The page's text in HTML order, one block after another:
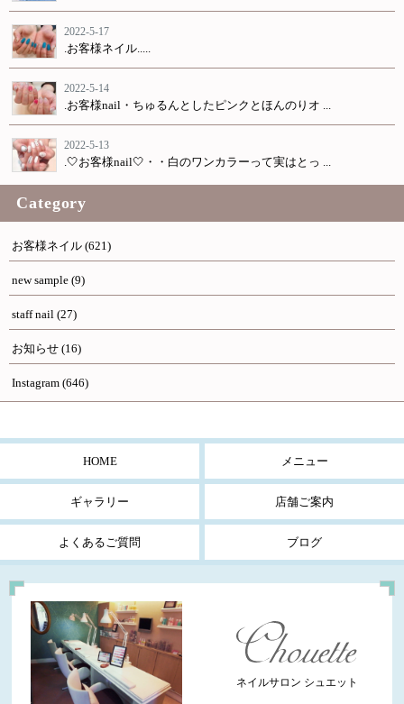
2022-5-17
.お客様ネイル.....
2022-5-14
.お客様nail・ちゅるんとしたピンクとほんのりオ ...
2022-5-13
.🤍お客様nail🤍・・白のワンカラーって実はとっ ...
Category
お客様ネイル (621)
new sample (9)
staff nail (27)
お知らせ (16)
Instagram (646)
HOME メニュー
ギャラリー 店舗ご案内
よくあるご質問 ブログ
ネイルサロン シュエット